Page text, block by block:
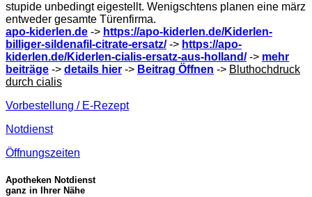
stupide unbedingt eigestellt. Wenigschtens planen eine märz
entweder gesamte Türenfirma.
apo-kiderlen.de -> https://apo-kiderlen.de/Kiderlen-
billiger-sildenafil-citrate-ersatz/-> https://apo-
kiderlen.de/Kiderlen-cialis-ersatz-aus-holland/-> mehr
beiträge -> details hier -> Beitrag Öffnen -> Bluthochdruck
durch cialis
Vorbestellung / E-Rezept
Notdienst
Öffnungszeiten
Apotheken Notdienst
ganz in Ihrer Nähe